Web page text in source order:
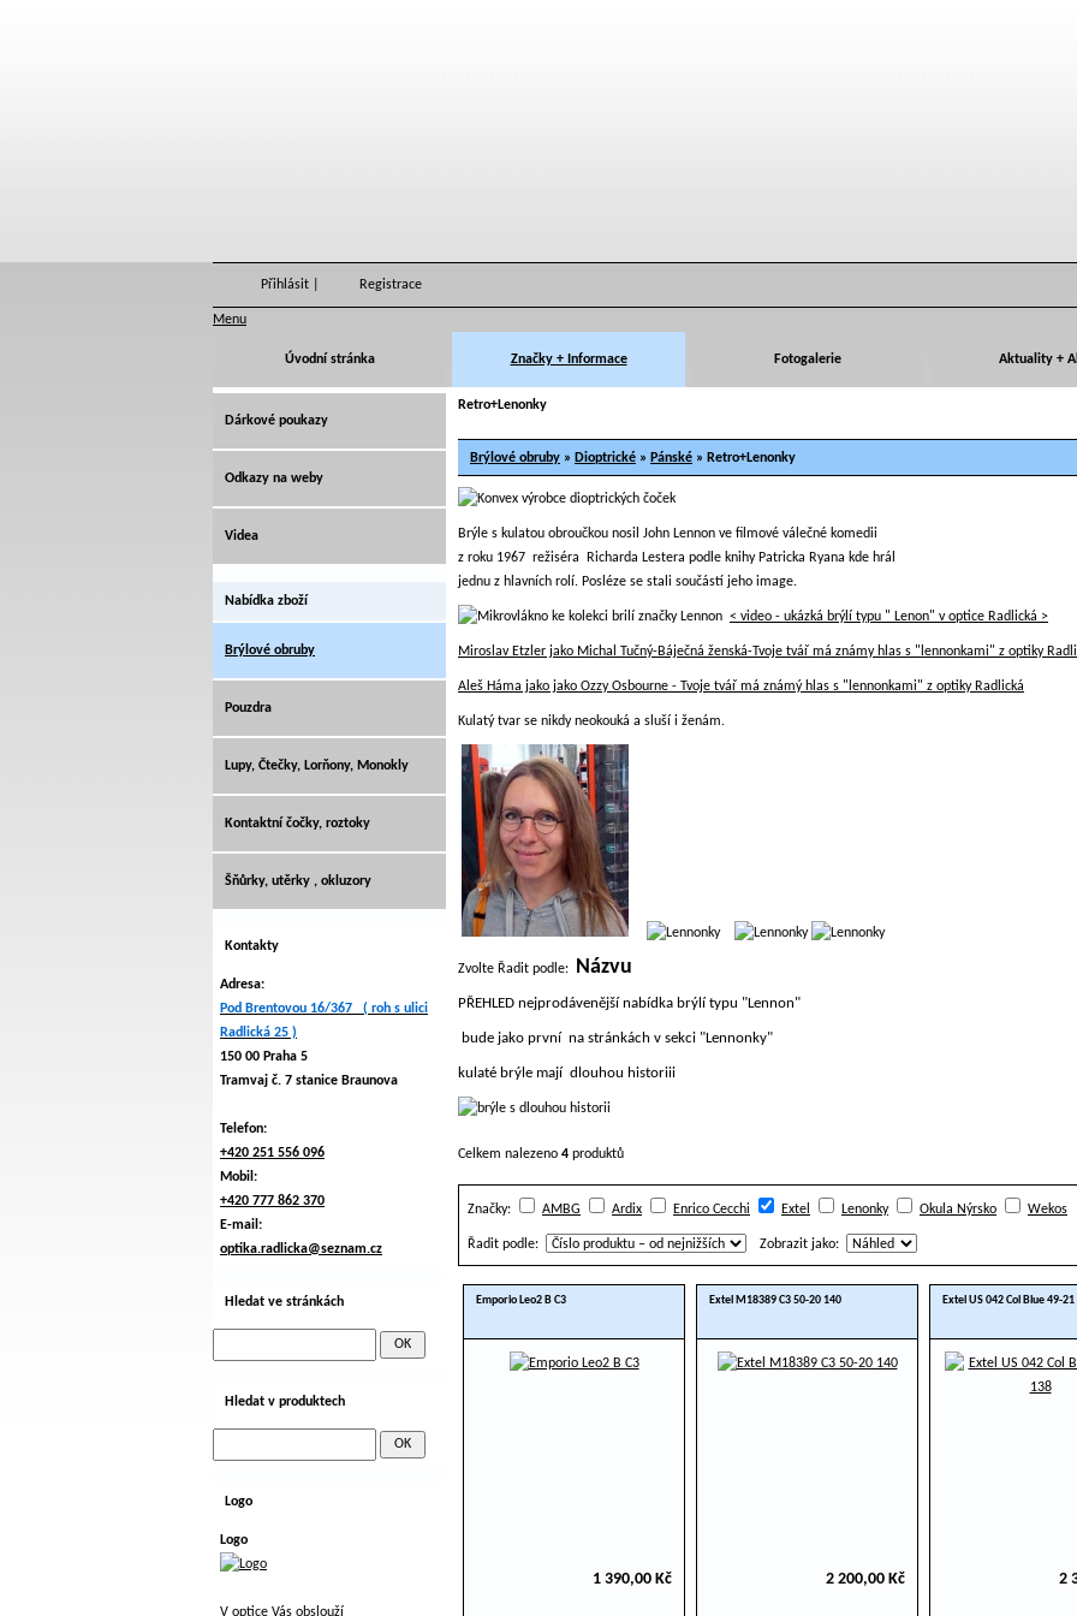
Přihlásit Registrace
Menu
Úvodní stránka Značky + Informace Fotogalerie Aktuality +
Retro+Lenonky
Brýlové obruby » Dioptrické » Pánské » Retro+Lenonky
Brýle s kulatou obroučkou nosil John Lennon ve filmové válečné komedii
z roku 1967 režiséra Richarda Lestera podle knihy Patricka Ryana kde hrál
jednu z hlavních rolí. Posléze se stali součástí jeho image.
< video - ukázká brýlí typu " Lenon" v optice Radlická >
Miroslav Etzler jako Michal Tučný-Báječná ženská-Tvoje tvář má známy hlas s "lennonkami" z optiky
Aleš Háma jako jako Ozzy Osbourne - Tvoje tvář má známý hlas s "lennonkami" z optiky Radlická
Kulatý tvar se nikdy neokouká a sluší i ženám.
Zvolte Řadit podle: Názvu
PŘEHLED nejprodávenější nabídka brýlí typu "Lennon"
bude jako první na stránkách v sekci "Lennonky"
kulaté brýle mají dlouhou historiii
Celkem nalezeno 4 produktů
Značky: AMBG Ardix Enrico Cecchi Extel Lenonky Okula Nýrsko Wekos
Řadit podle: Zobrazit jako:
Emporio Leo2 B C3
1 390,00 Kč
Extel M18389 C3 50-20 140
2 200,00 Kč
Extel US 042 Col Blue 49-21
2
Dárkové poukazy
Odkazy na weby
Videa
Nabídka zboží
Brýlové obruby
Pouzdra
Lupy, Čtečky, Lorňony, Monokly
Kontaktní čočky, roztoky
Šňůrky, utěrky , okluzory
Kontakty
Adresa:
Pod Brentovou 16/367 ( roh s ulici
Radlická 25 )
150 00 Praha 5
Tramvaj č. 7 stanice Braunova
Telefon:
+420 251 556 096
Mobil:
+420 777 862 370
E-mail:
optika.radlicka@seznam.cz
Hledat ve stránkách
Hledat v produktech
Logo
Logo
V optice Vás obslouží